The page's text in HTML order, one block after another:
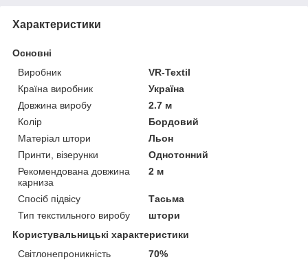
Характеристики
Основні
Виробник
VR-Textil
Країна виробник
Україна
Довжина виробу
2.7 м
Колір
Бордовий
Матеріал штори
Льон
Принти, візерунки
Однотонний
Рекомендована довжина
карниза
2 м
Спосіб підвісу
Тасьма
Тип текстильного виробу
штори
Користувальницькі характеристики
Світлонепроникність
70%